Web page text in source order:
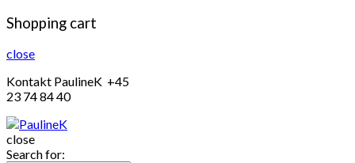
Shopping cart
close
Kontakt PaulineK +45
23 74 84 40
close
Search for: